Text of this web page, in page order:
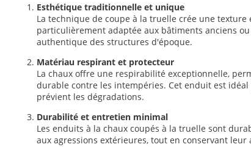
Esthétique traditionnelle et unique
La technique de coupe à la truelle crée une
particulièrement adaptée aux bâtiments anciens
authentique des structures d'époque.
Matériau respirant et protecteur
La chaux offre une respirabilité exceptionnelle,
durable contre les intempéries. Cet enduit est
prévient les dégradations.
Durabilité et entretien minimal
Les enduits à la chaux coupés à la truelle sont
aux agressions extérieures, tout en conservant